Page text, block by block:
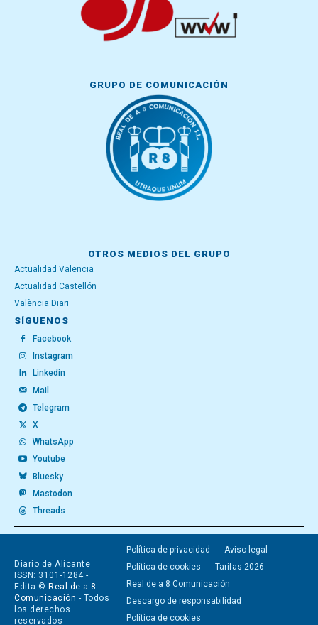
GRUPO DE COMUNICACIÓN
OTROS MEDIOS DEL GRUPO
Actualidad Valencia
Actualidad Castellón
València Diari
SÍGUENOS
Facebook
Instagram
Linkedin
Mail
Telegram
X
WhatsApp
Youtube
Bluesky
Mastodon
Threads
Diario de Alicante
ISSN: 3101-1284 -
Edita © Real de a 8
Comunicación - Todos
los derechos
reservados
Política de privacidad
Aviso legal
Política de cookies
Tarifas 2026
Real de a 8 Comunicación
Descargo de responsabilidad
Política de cookies